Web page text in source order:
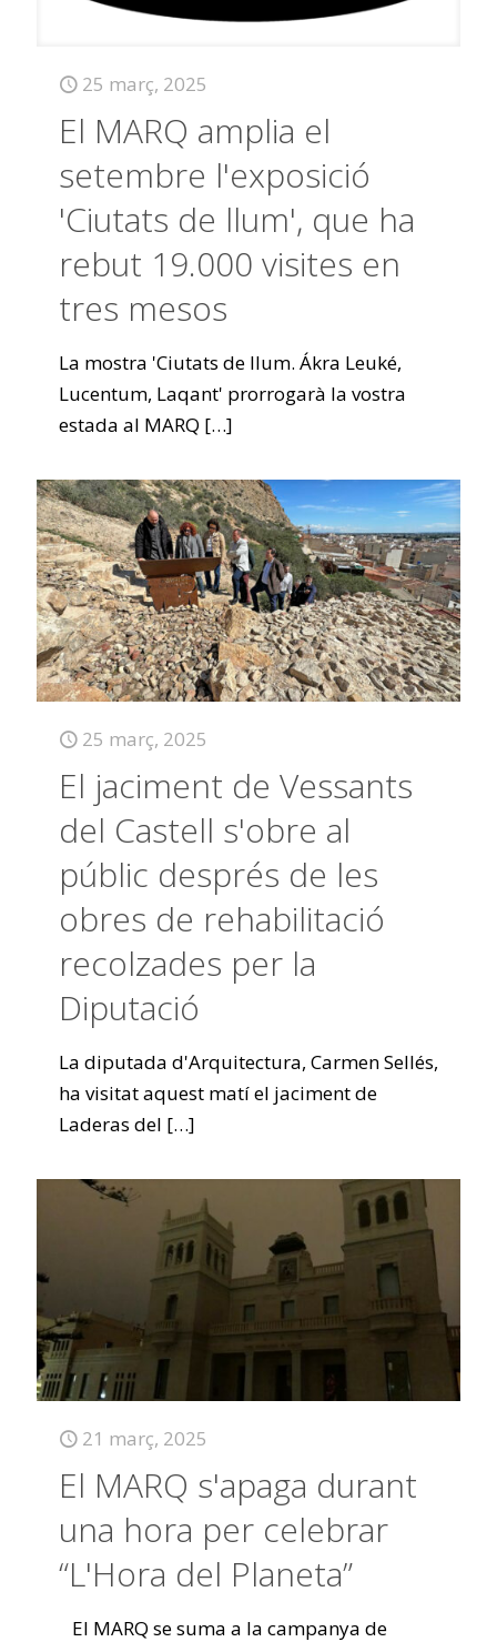
25 març, 2025
El MARQ amplia el
setembre l'exposició
'Ciutats de llum', que ha
rebut 19.000 visites en
tres mesos
La mostra 'Ciutats de llum. Ákra Leuké,
Lucentum, Laqant' prorrogarà la vostra
estada al MARQ […]
25 març, 2025
El jaciment de Vessants
del Castell s'obre al
públic després de les
obres de rehabilitació
recolzades per la
Diputació
La diputada d'Arquitectura, Carmen Sellés,
ha visitat aquest matí el jaciment de
Laderas del […]
21 març, 2025
El MARQ s'apaga durant
una hora per celebrar
“L'Hora del Planeta”
El MARQ se suma a la campanya de